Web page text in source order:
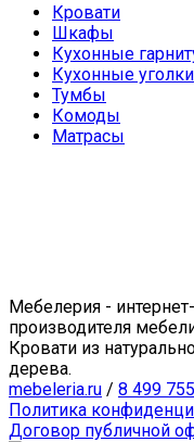
Кровати
Шкафы
Кухонные
Кухонные уголки
Тумбы
Комоды
Матрасы
Мебелерия -
производителя
Кровати из
дерева.
mebeleria.ru / 8 499
Политика
Договор публичной